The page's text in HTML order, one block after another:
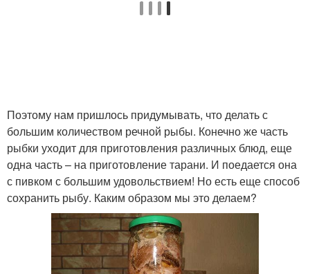
Поэтому нам пришлось придумывать, что делать с
большим количеством речной рыбы. Конечно же часть
рыбки уходит для приготовления различных блюд, еще
одна часть – на приготовление тарани. И поедается она
с пивком с большим удовольствием! Но есть еще способ
сохранить рыбу. Каким образом мы это делаем?